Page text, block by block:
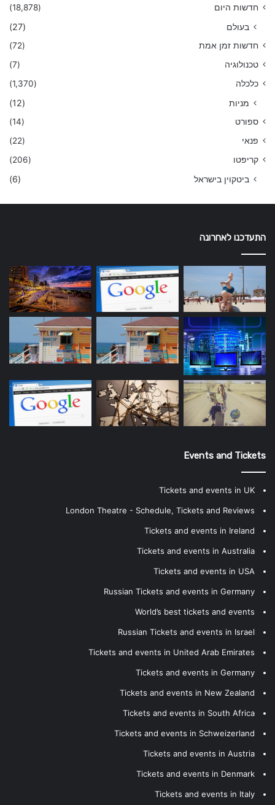
חדשות היום (18,878)
בעולם (27)
חדשות זמן אמת
(72)
טכנולוגיה
(7)
כלכלה
(1,370)
מניות (12)
ספורט
(14)
פנאי
(22)
קריפטו
(206)
ביטקוין בישראל (6)
התעדכנו לאחרונה
Events and Tickets
Tickets and events in UK
London Theatre - Schedule, Tickets and Reviews
Tickets and events in Ireland
Tickets and events in Australia
Tickets and events in USA
Russian Tickets and events in Germany
World’s best tickets and events
Russian Tickets and events in Israel
Tickets and events in United Arab Emirates
Tickets and events in Germany
Tickets and events in New Zealand
Tickets and events in South Africa
Tickets and events in Schweizerland
Tickets and events in Austria
Tickets and events in Denmark
Tickets and events in Italy